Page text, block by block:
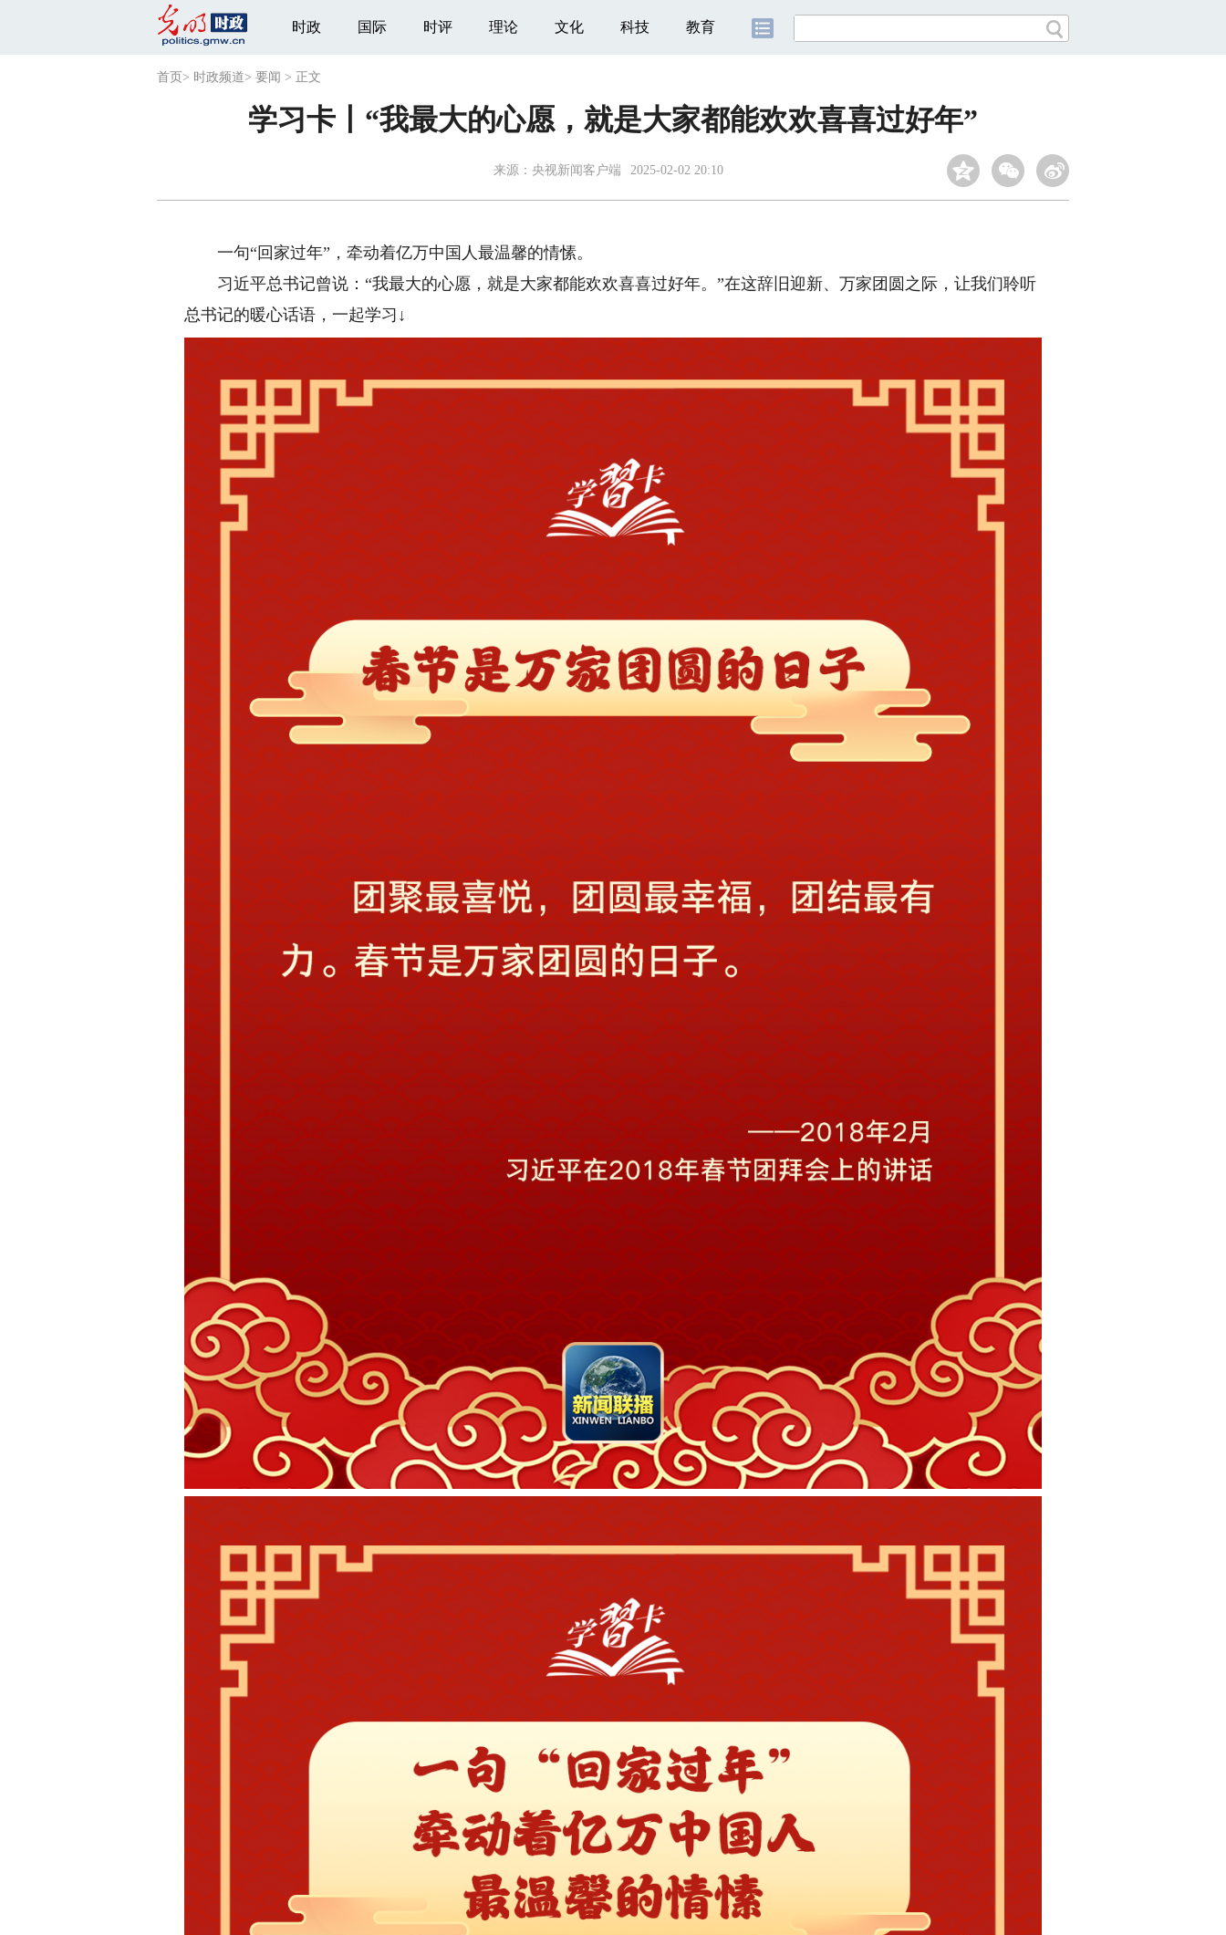
时政 国际 时评 理论 文化 科技 教育
首页 > 时政频道> 要闻 > 正文
学习卡丨“我最大的心愿，就是大家都能欢欢喜喜过好年”
来源： 央视新闻客户端 2025-02-02 20:10
一句“回家过年”，牵动着亿万中国人最温馨的情愫。
习近平总书记曾说：“我最大的心愿，就是大家都能欢欢喜喜过好年。”在这辞旧迎新、万家团圆之际，让我们聆听
总书记的暖心话语，一起学习↓